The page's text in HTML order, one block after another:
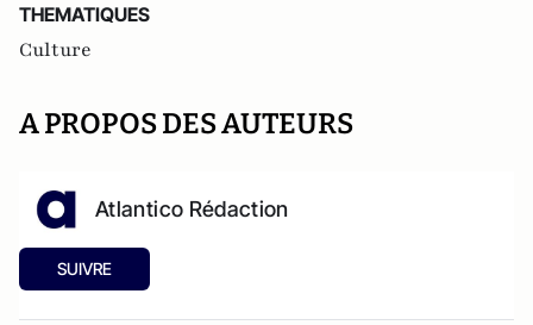
THEMATIQUES
Culture
A PROPOS DES AUTEURS
Atlantico Rédaction
SUIVRE